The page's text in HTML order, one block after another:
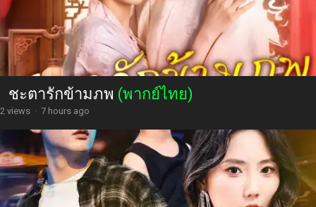
ชะตารักข้ามภพ (พากย์ไทย)
2 views · 7 hours ago